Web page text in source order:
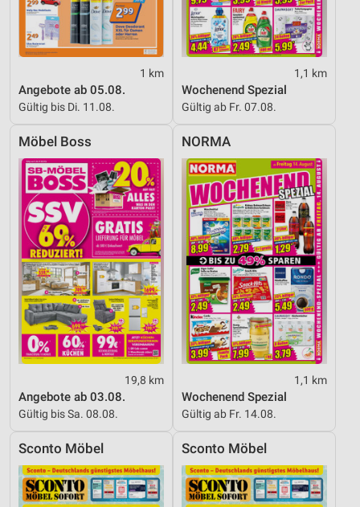
1 km
Angebote ab 05.08.
Gültig bis Di. 11.08.
1,1 km
Wochenend Spezial
Gültig ab Fr. 07.08.
Möbel Boss
19,8 km
Angebote ab 03.08.
Gültig bis Sa. 08.08.
NORMA
1,1 km
Wochenend Spezial
Gültig ab Fr. 14.08.
Sconto Möbel Sconto Möbel
Inhalten
IAB-Besonderheiten:
Verwendung genauer Standortdaten
Geräte anhand von aktiv angeforderten
Informationen identifizieren
Notwendig
Performance
Funktional
Werbung